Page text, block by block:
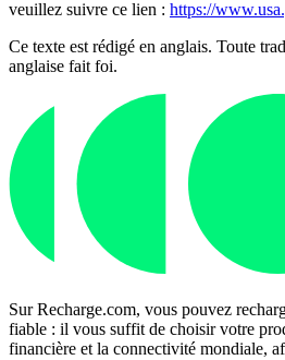
veuillez suivre ce lien : https://
Ce texte est rédigé en anglais. Toute
anglaise fait foi.
Sur Recharge.com, vous pouvez
fiable : il vous suffit de choisir votre
financière et la connectivité mondiale,